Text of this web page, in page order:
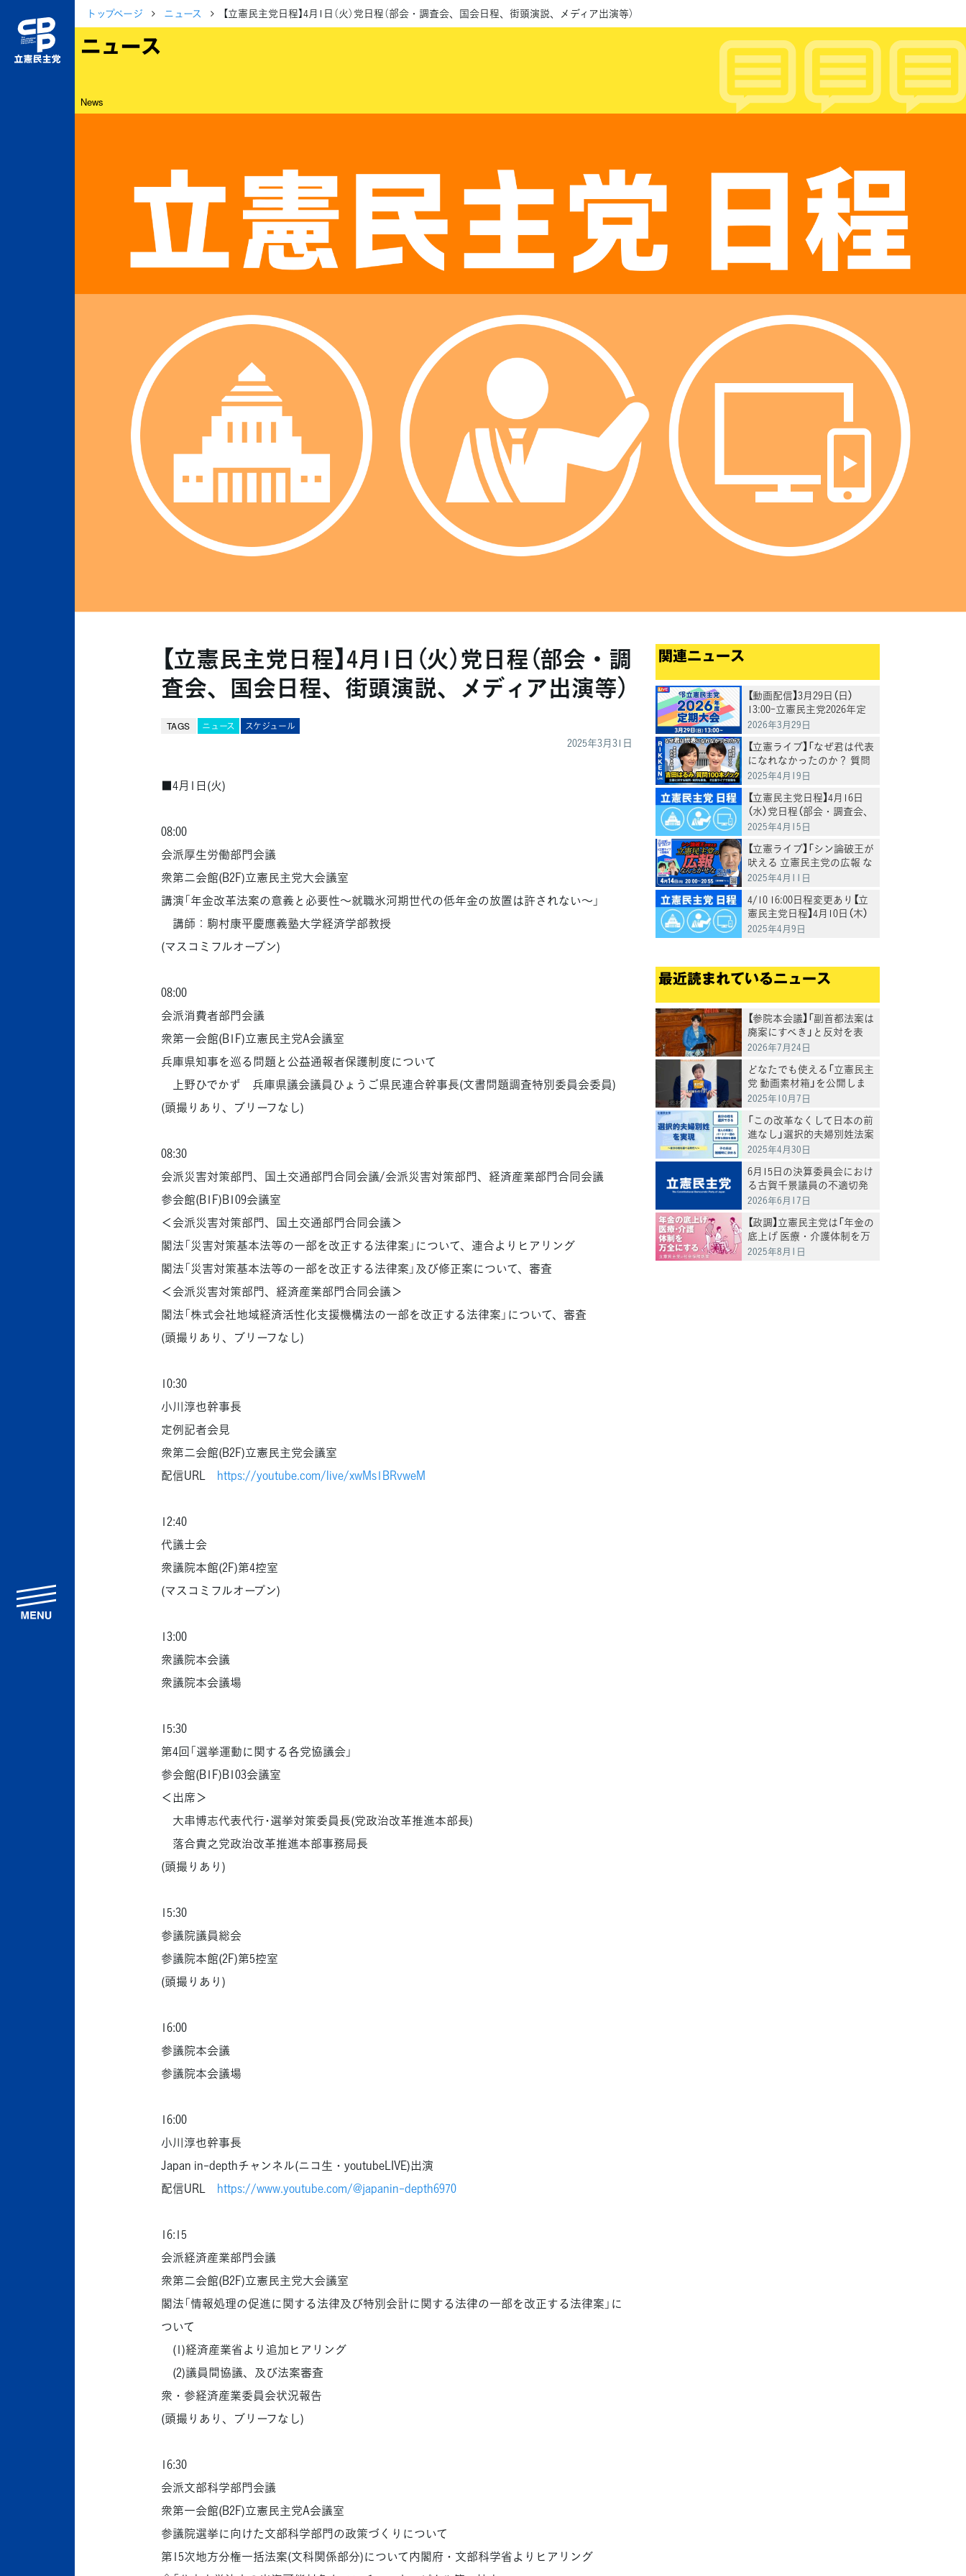
トップページ ニュース 【立憲民主党日程】4月1日（火）党日程（部会・調査会、国会日程、街頭演説、メディア出演等）
ニュース
News
【立憲民主党日程】4月1日（火）党日程（部会・調
査会、国会日程、街頭演説、メディア出演等）
TAGS ニュース スケジュール
2025年3月31日
■4月1日(火)
08:00
会派厚生労働部門会議
衆第二会館(B2F)立憲民主党大会議室
講演「年金改革法案の意義と必要性〜就職氷河期世代の低年金の放置は許されない〜」
講師：駒村康平慶應義塾大学経済学部教授
(マスコミフルオープン)
08:00
会派消費者部門会議
衆第一会館(B1F)立憲民主党A会議室
兵庫県知事を巡る問題と公益通報者保護制度について
上野ひでかず 兵庫県議会議員ひょうご県民連合幹事長(文書問題調査特別委員会委員)
(頭撮りあり、ブリーフなし)
08:30
会派災害対策部門、国土交通部門合同会議/会派災害対策部門、経済産業部門合同会議
参会館(B1F)B109会議室
＜会派災害対策部門、国土交通部門合同会議＞
閣法「災害対策基本法等の一部を改正する法律案」について、連合よりヒアリング
閣法「災害対策基本法等の一部を改正する法律案」及び修正案について、審査
＜会派災害対策部門、経済産業部門合同会議＞
閣法「株式会社地域経済活性化支援機構法の一部を改正する法律案」について、審査
(頭撮りあり、ブリーフなし)
10:30
小川淳也幹事長
定例記者会見
衆第二会館(B2F)立憲民主党会議室
配信URL https://youtube.com/live/xwMs1BRvweM
12:40
代議士会
衆議院本館(2F)第4控室
(マスコミフルオープン)
13:00
衆議院本会議
衆議院本会議場
15:30
第4回「選挙運動に関する各党協議会」
参会館(B1F)B103会議室
＜出席＞
大串博志代表代行･選挙対策委員長(党政治改革推進本部長)
落合貴之党政治改革推進本部事務局長
(頭撮りあり)
15:30
参議院議員総会
参議院本館(2F)第5控室
(頭撮りあり)
16:00
参議院本会議
参議院本会議場
16:00
小川淳也幹事長
Japan in-depthチャンネル(ニコ生・youtubeLIVE)出演
配信URL https://www.youtube.com/@japanin-depth6970
16:15
会派経済産業部門会議
衆第二会館(B2F)立憲民主党大会議室
閣法「情報処理の促進に関する法律及び特別会計に関する法律の一部を改正する法律案」に
ついて
(1)経済産業省より追加ヒアリング
(2)議員間協議、及び法案審査
衆・参経済産業委員会状況報告
(頭撮りあり、ブリーフなし)
16:30
会派文部科学部門会議
衆第一会館(B2F)立憲民主党A会議室
参議院選挙に向けた文部科学部門の政策づくりについて
第15次地方分権一括法案(文科関係部分)について内閣府・文部科学省よりヒアリング
関連ニュース
【動画配信】3月29日（日）
13:00-立憲民主党2026年定
期大会を生配信
2026年3月29日
【立憲ライブ】「なぜ君は代表
になれなかったのか？ 質問
100本ノック」吉田はるみ×
2025年4月19日
【立憲民主党日程】4月16日
（水）党日程（部会・調査会、
国会日程、街頭演説、メデ
2025年4月15日
【立憲ライブ】「シン論破王が
吠える 立憲民主党の広報 な
んとかせな」米山隆一×おお
2025年4月11日
4/10 16:00日程変更あり【立
憲民主党日程】4月10日（木）
党日程（部会・調査会、国会
2025年4月9日
最近読まれているニュース
【参院本会議】「副首都法案は
廃案にすべき」と反対を表
明 岸真紀子議員
2026年7月24日
どなたでも使える「立憲民主
党 動画素材箱」を公開しま
した
2025年10月7日
「この改革なくして日本の前
進なし」選択的夫婦別姓法案
を提出
2025年4月30日
6月15日の決算委員会におけ
る古賀千景議員の不適切発
言と処分について
2026年6月17日
【政調】立憲民主党は「年金の
底上げ 医療・介護体制を万
全にする」
2025年8月1日